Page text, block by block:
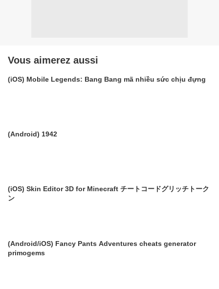
Vous aimerez aussi
(iOS) Mobile Legends: Bang Bang mã nhiều sức chịu đựng
(Android) 1942
(iOS) Skin Editor 3D for Minecraft チートコードグリッチトーク
ン
(Android/iOS) Fancy Pants Adventures cheats generator
primogems